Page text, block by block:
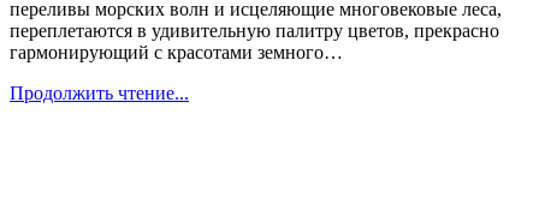
переливы морских волн и исцеляющие многовековые леса,
переплетаются в удивительную палитру цветов, прекрасно
гармонирующий с красотами земного…
Продолжить чтение...